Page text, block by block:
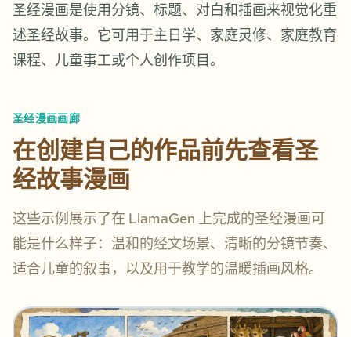
圣经漫画是使用分镜、标题、对白和插画来视觉化重
述圣经故事。它可用于主日学、家庭灵修、家庭教育
课程、儿童事工或个人创作项目。
圣经漫画画廊
在创建自己的作品前先查看圣
经故事漫画
这些示例展示了在 LlamaGen 上完成的圣经漫画可
能是什么样子：温和的经文场景、清晰的分镜节奏、
适合儿童的叙事，以及用于教学的温暖插画风格。